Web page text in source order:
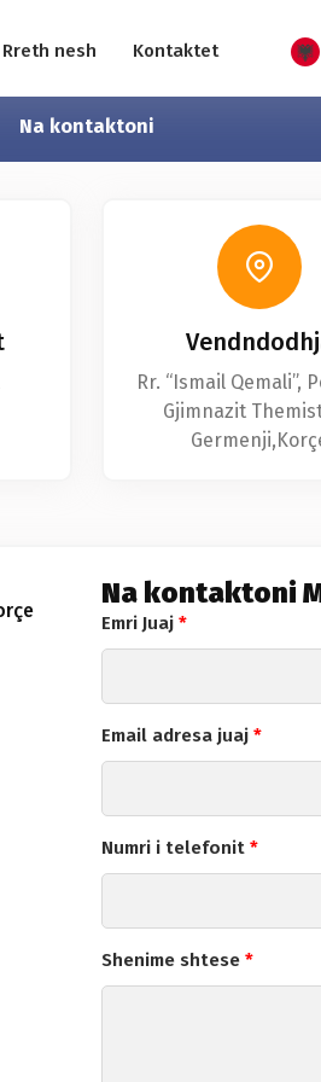
Rreth nesh Kontaktet
Na kontaktoni
Rr. “Ismail Qemali”,
Gjimnazit
Na kontaktoni
Emri Juaj *
Email adresa juaj *
Numri i telefonit *
Shenime shtese *